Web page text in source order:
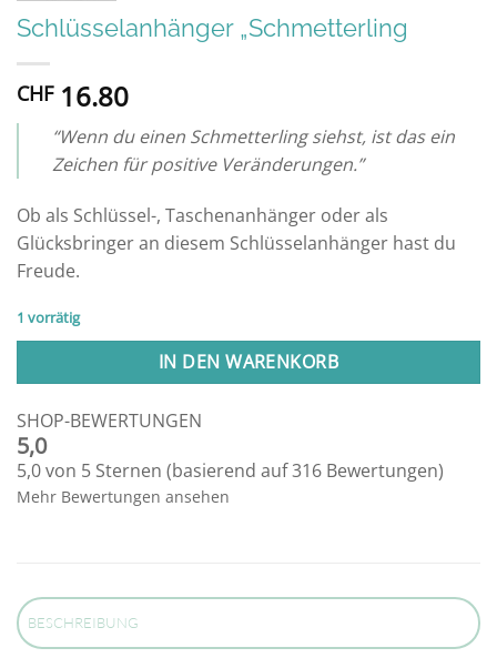
Schlüsselanhänger „Schmetterling
CHF16.80
“Wenn du einen Schmetterling siehst, ist das ein
Zeichen für positive Veränderungen.”
Ob als Schlüssel-, Taschenanhänger oder als
Glücksbringer an diesem Schlüsselanhänger hast du
Freude.
1 vorrätig
IN DEN WARENKORB
SHOP-BEWERTUNGEN
5,0
5,0 von 5 Sternen (basierend auf 316 Bewertungen)
Mehr Bewertungen ansehen
BESCHREIBUNG